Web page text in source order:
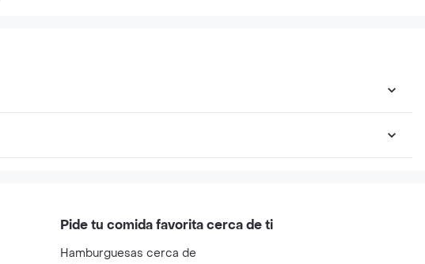
Pide tu comida favorita cerca de ti
Hamburguesas cerca de